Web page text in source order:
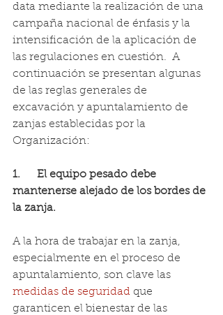
data mediante la realización de una
campaña nacional de énfasis y la
intensificación de la aplicación de
las regulaciones en cuestión.  A
continuación se presentan algunas
de las reglas generales de
excavación y apuntalamiento de
zanjas establecidas por la
Organización:
1.      El equipo pesado debe
mantenerse alejado de los bordes de
la zanja.
A la hora de trabajar en la zanja,
especialmente en el proceso de
apuntalamiento, son clave las
medidas de seguridad que
garanticen el bienestar de las